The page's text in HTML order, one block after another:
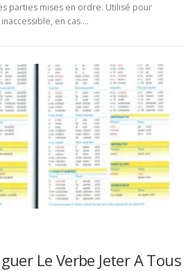
parties mises en ordre. Utilisé pour
en cas …
Le Verbe Jeter A Tous